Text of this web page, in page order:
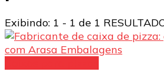
Exibindo: 1 - 1 de 1